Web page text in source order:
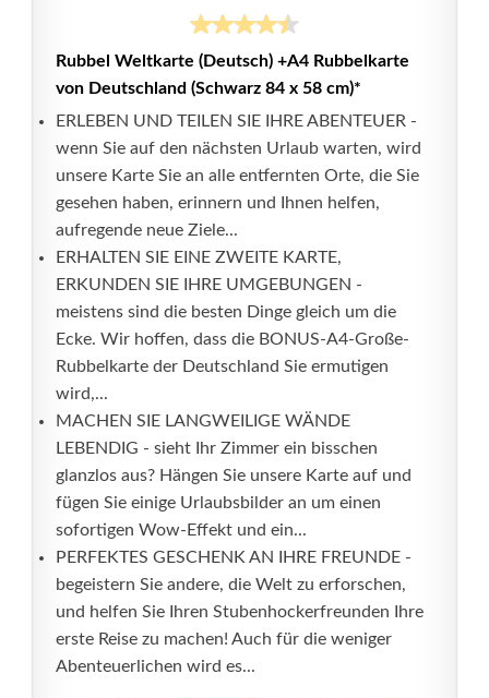
Rubbel Weltkarte (Deutsch) +A4 Rubbelkarte
von Deutschland (Schwarz 84 x 58 cm)*
ERLEBEN UND TEILEN SIE IHRE ABENTEUER -
wenn Sie auf den nächsten Urlaub warten, wird
unsere Karte Sie an alle entfernten Orte, die Sie
gesehen haben, erinnern und Ihnen helfen,
aufregende neue Ziele...
ERHALTEN SIE EINE ZWEITE KARTE,
ERKUNDEN SIE IHRE UMGEBUNGEN -
meistens sind die besten Dinge gleich um die
Ecke. Wir hoffen, dass die BONUS-A4-Große-
Rubbelkarte der Deutschland Sie ermutigen
wird,...
MACHEN SIE LANGWEILIGE WÄNDE
LEBENDIG - sieht Ihr Zimmer ein bisschen
glanzlos aus? Hängen Sie unsere Karte auf und
fügen Sie einige Urlaubsbilder an um einen
sofortigen Wow-Effekt und ein...
PERFEKTES GESCHENK AN IHRE FREUNDE -
begeistern Sie andere, die Welt zu erforschen,
und helfen Sie Ihren Stubenhockerfreunden Ihre
erste Reise zu machen! Auch für die weniger
Abenteuerlichen wird es...